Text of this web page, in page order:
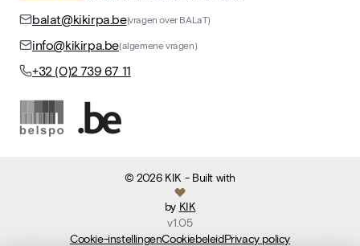
balat@kikirpa.be(vragen over BALaT)
info@kikirpa.be(algemene vragen)
+32 (0)2 739 67 11
©2026 KIK - Built with
by KIK
v1.05
Cookie-instellingenCookiebeleidPrivacy policy